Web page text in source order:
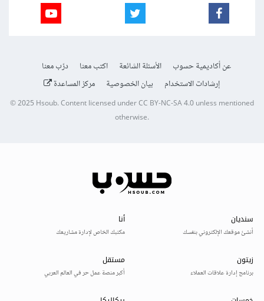
عن أكاديمية حسوب الأسئلة الشائعة اكتب معنا
درّب معنا
إرشادات الاستخدام
بيان الخصوصية مركز المساعدة
© 2025Hsoub.Content licensed underCC BY-NC-SA 4.0unless mentioned
otherwise.